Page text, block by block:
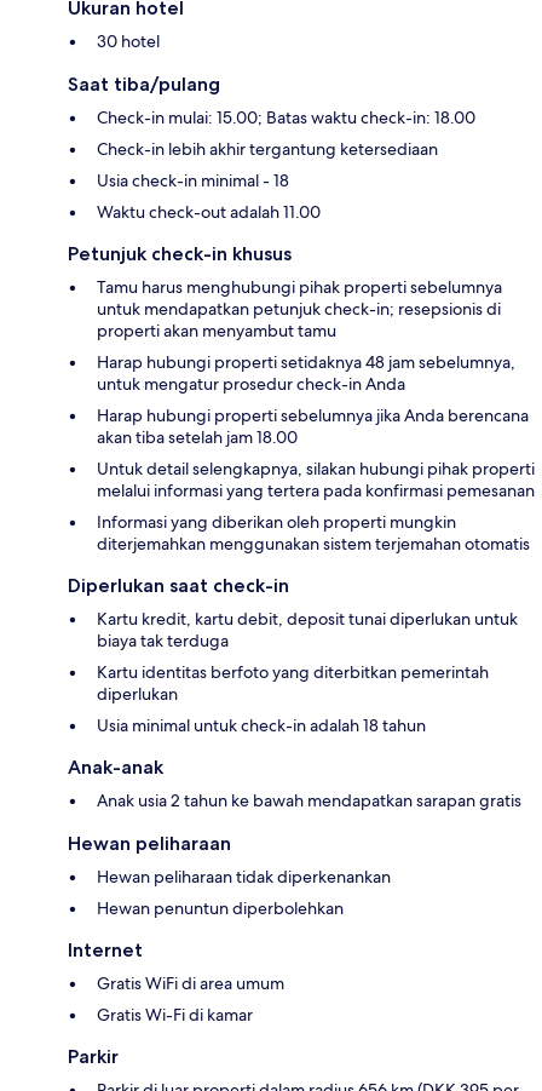
Ukuran hotel
30 hotel
Saat tiba/pulang
Check-in mulai: 15.00; Batas waktu check-in: 18.00
Check-in lebih akhir tergantung ketersediaan
Usia check-in minimal - 18
Waktu check-out adalah 11.00
Petunjuk check-in khusus
Tamu harus menghubungi pihak properti sebelumnya
untuk mendapatkan petunjuk check-in; resepsionis di
properti akan menyambut tamu
Harap hubungi properti setidaknya 48 jam sebelumnya,
untuk mengatur prosedur check-in Anda
Harap hubungi properti sebelumnya jika Anda berencana
akan tiba setelah jam 18.00
Untuk detail selengkapnya, silakan hubungi pihak properti
melalui informasi yang tertera pada konfirmasi pemesanan
Informasi yang diberikan oleh properti mungkin
diterjemahkan menggunakan sistem terjemahan otomatis
Diperlukan saat check-in
Kartu kredit, kartu debit, deposit tunai diperlukan untuk
biaya tak terduga
Kartu identitas berfoto yang diterbitkan pemerintah
diperlukan
Usia minimal untuk check-in adalah 18 tahun
Anak-anak
Anak usia 2 tahun ke bawah mendapatkan sarapan gratis
Hewan peliharaan
Hewan peliharaan tidak diperkenankan
Hewan penuntun diperbolehkan
Internet
Gratis WiFi di area umum
Gratis Wi-Fi di kamar
Parkir